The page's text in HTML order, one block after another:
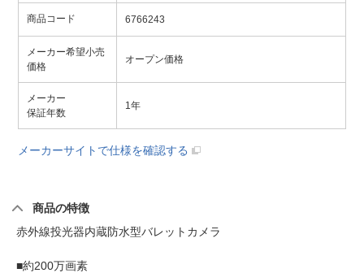
商品コード 6766243
メーカー希望小売
価格
オープン価格
メーカー
保証年数
1年
メーカーサイトで仕様を確認する
商品の特徴
赤外線投光器内蔵防水型バレットカメラ
■約200万画素